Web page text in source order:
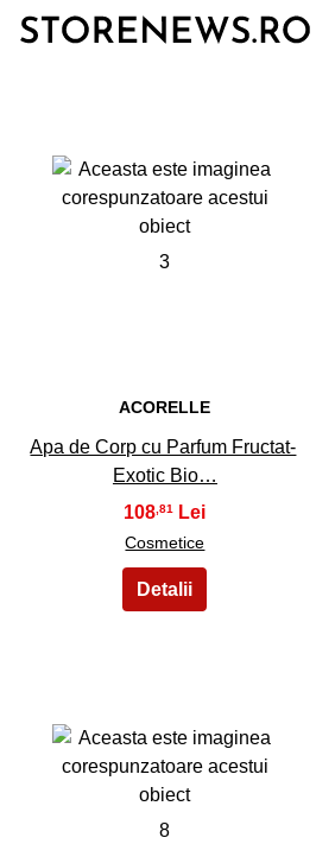
3
ACORELLE
Apa de Corp cu Parfum Fructat-
Exotic Bio…
108,81
Cosmetice
8